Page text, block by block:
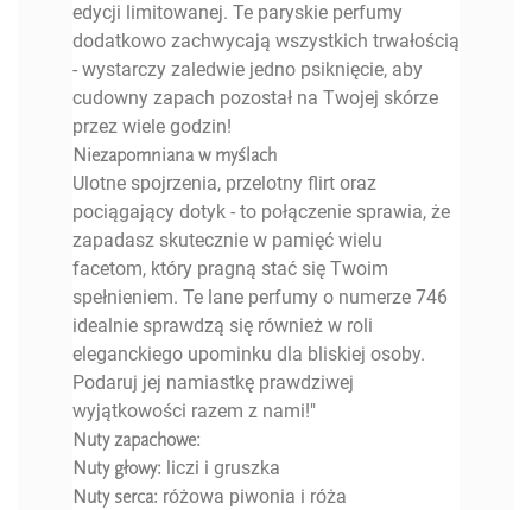
edycji limitowanej. Te paryskie perfumy
dodatkowo zachwycają wszystkich trwałością
- wystarczy zaledwie jedno psiknięcie, aby
cudowny zapach pozostał na Twojej skórze
przez wiele godzin!
Niezapomniana w myślach
Ulotne spojrzenia, przelotny flirt oraz
pociągający dotyk - to połączenie sprawia, że
zapadasz skutecznie w pamięć wielu
facetom, który pragną stać się Twoim
spełnieniem. Te lane perfumy o numerze 746
idealnie sprawdzą się również w roli
eleganckiego upominku dla bliskiej osoby.
Podaruj jej namiastkę prawdziwej
wyjątkowości razem z nami!"
Nuty zapachowe:
Nuty głowy: liczi i gruszka
Nuty serca: różowa piwonia i róża